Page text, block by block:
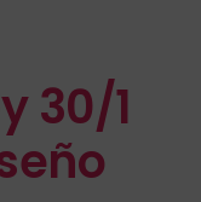
30/1